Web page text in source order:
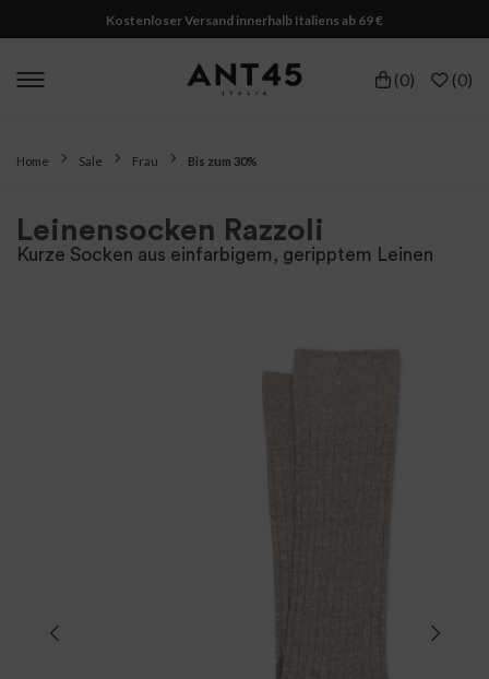
Kostenloser Versand innerhalb Italiens ab 69 €
(0) (0)
Home Sale Frau Bis zum 30%
Leinensocken Razzoli
Kurze Socken aus einfarbigem, geripptem Leinen